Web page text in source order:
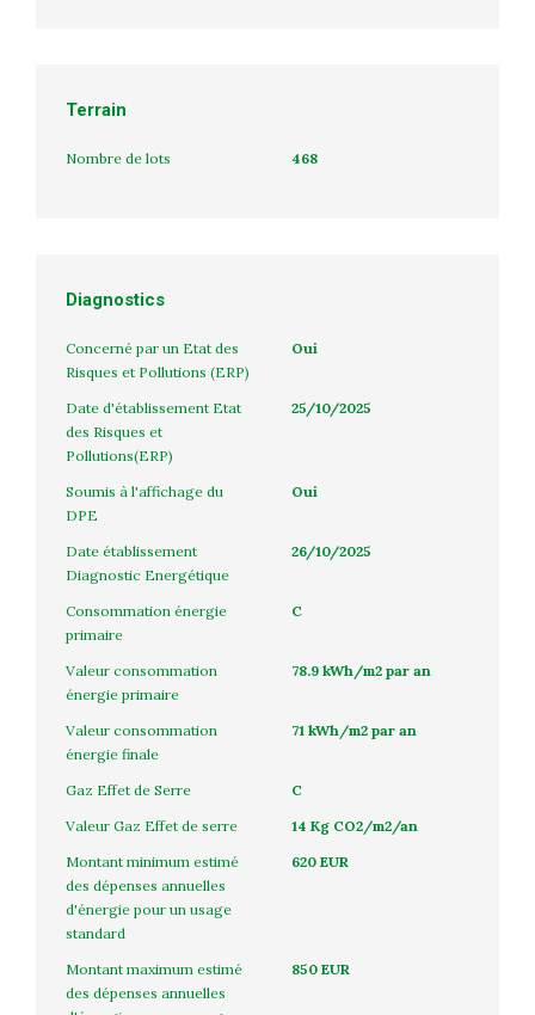
Terrain
Nombre de lots 468
Diagnostics
Concerné par un Etat des
Risques et Pollutions (ERP)
Oui
Date d'établissement Etat
des Risques et
Pollutions(ERP)
25/10/2025
Soumis à l'affichage du
DPE
Oui
Date établissement
Diagnostic Energétique
26/10/2025
Consommation énergie
primaire
C
Valeur consommation
énergie primaire
78.9 kWh/m2 par an
Valeur consommation
énergie finale
71 kWh/m2 par an
Gaz Effet de Serre
C
Valeur Gaz Effet de serre
14 Kg CO2/m2/an
Montant minimum estimé
des dépenses annuelles
d'énergie pour un usage
standard
620 EUR
Montant maximum estimé
des dépenses annuelles
850 EUR